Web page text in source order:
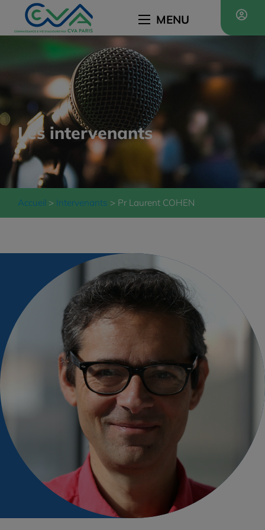
MENU
Les intervenants
Accueil Intervenants Pr Laurent COHEN